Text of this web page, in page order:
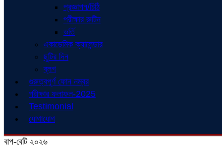
প্রজ্ঞাপন/চিঠি
পরীক্ষার রুটিন
ভর্তি
একাডেমিক ক্যালেন্ডার
ছুটির দিন
ব্লগ
গুরুত্বপূর্ণ ফোন নম্বর
পরীক্ষার ফলাফল-2025
Testimonial
যোগাযোগ
বাপ-বেটি ২০২৬